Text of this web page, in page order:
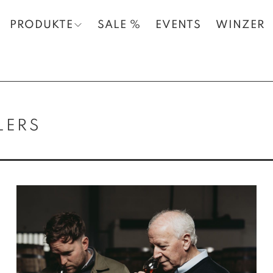
PRODUKTE SALE % EVENTS WINZER